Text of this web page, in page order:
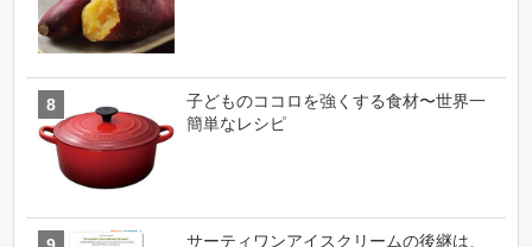
子どものココロを強くする食材〜世界一
簡単なレシピ
サーティワンアイスクリームの後継は、